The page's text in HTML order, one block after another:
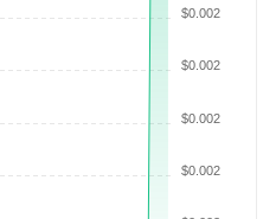
$0.002
$0.002
$0.002
$0.002